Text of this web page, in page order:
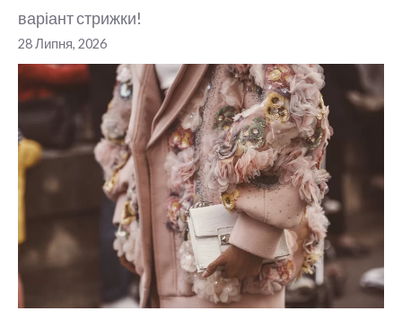
варіант стрижки!
28 Липня, 2026